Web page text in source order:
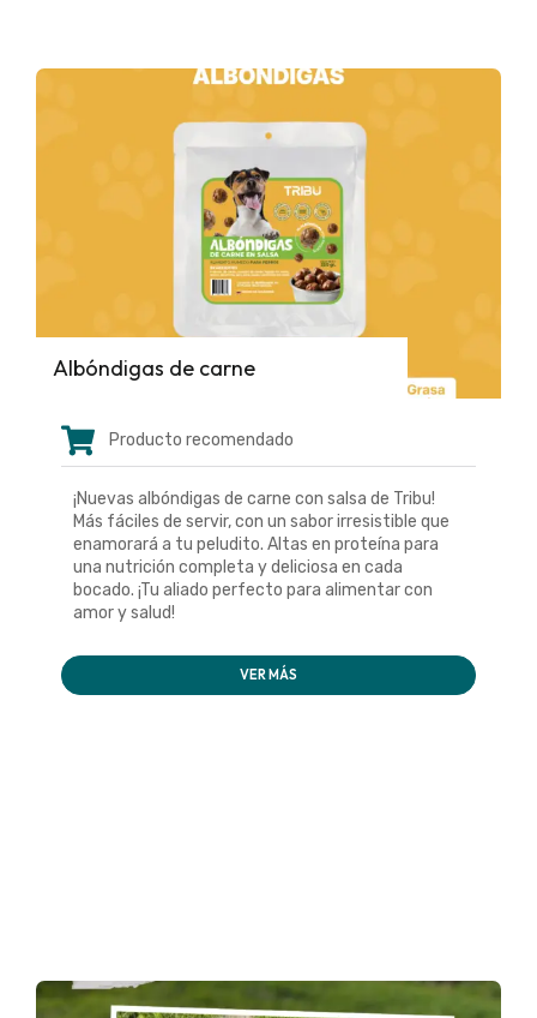
Albóndigas de carne
Producto recomendado
¡Nuevas albóndigas de carne con salsa de Tribu!
Más fáciles de servir, con un sabor irresistible que
enamorará a tu peludito. Altas en proteína para
una nutrición completa y deliciosa en cada
bocado. ¡Tu aliado perfecto para alimentar con
amor y salud!
VER MÁS